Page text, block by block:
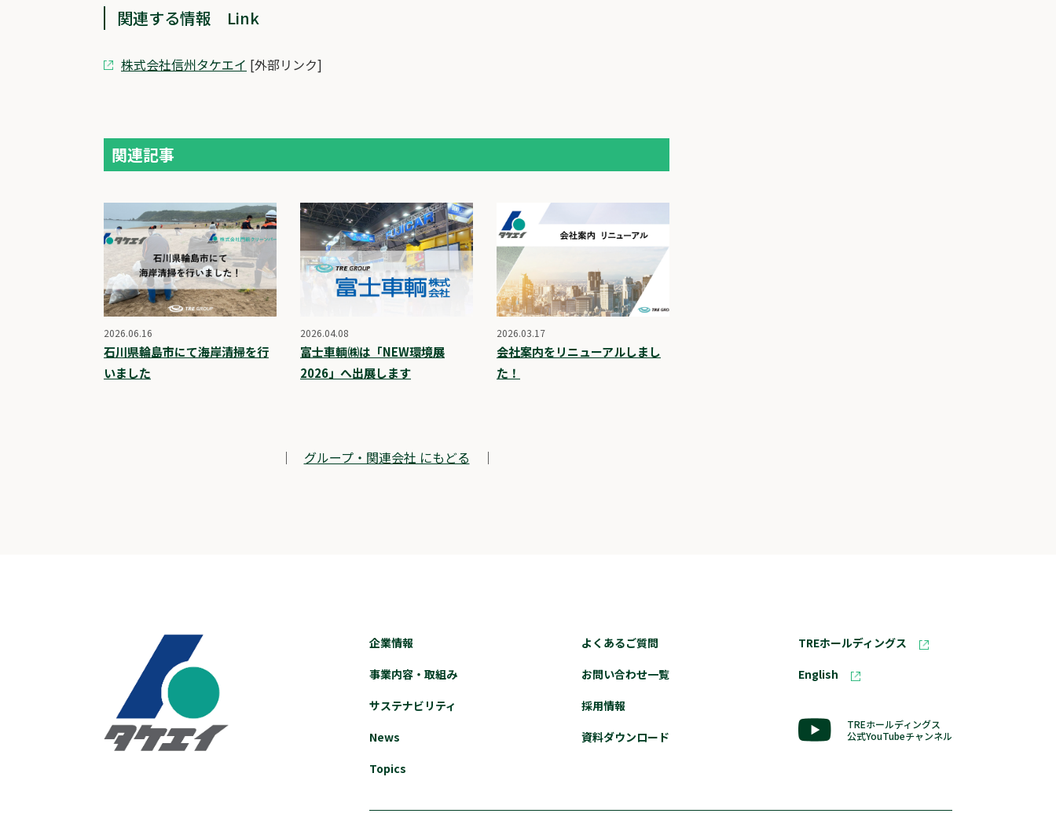
関連する情報 Link
株式会社信州タケエイ [外部リンク]
関連記事
2026.06.16
石川県輪島市にて海岸清掃を行
いました
2026.04.08
富士車輌㈱は「NEW環境展
2026」へ出展します
2026.03.17
会社案内をリニューアルしまし
た！
｜ グループ・関連会社 にもどる ｜
企業情報
事業内容・取組み
サステナビリティ
News
Topics
よくあるご質問
お問い合わせ⼀覧
採⽤情報
資料ダウンロード
TREホールディングス
English
TREホールディングス
公式YouTubeチャンネル